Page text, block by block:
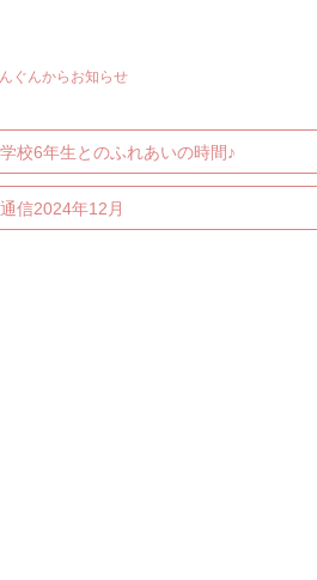
ぐんからお知らせ
校6年生とのふれあいの時間♪
信2024年12月